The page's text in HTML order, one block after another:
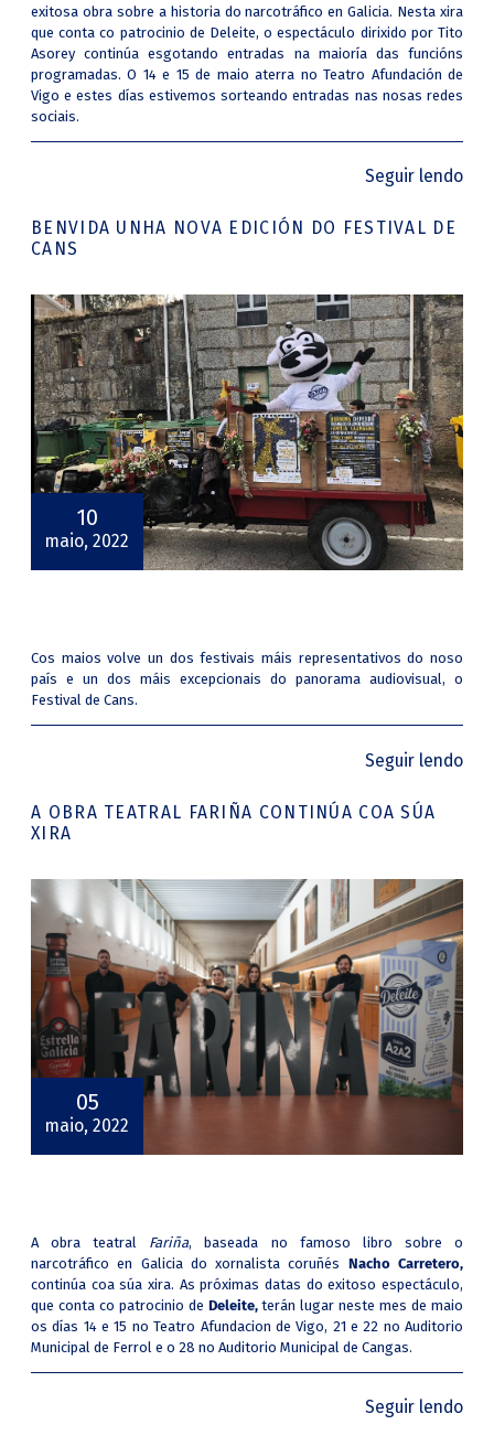
exitosa obra sobre a historia do narcotráfico en Galicia. Nesta xira
que conta co patrocinio de Deleite, o espectáculo dirixido por Tito
Asorey continúa esgotando entradas na maioría das funcións
programadas. O 14 e 15 de maio aterra no Teatro Afundación de
Vigo e estes días estivemos sorteando entradas nas nosas redes
sociais.
Seguir lendo
BENVIDA UNHA NOVA EDICIÓN DO FESTIVAL DE
CANS
10
maio, 2022
Cos maios volve un dos festivais máis representativos do noso
país e un dos máis excepcionais do panorama audiovisual, o
Festival de Cans.
Seguir lendo
A OBRA TEATRAL FARIÑA CONTINÚA COA SÚA
XIRA
05
maio, 2022
A obra teatral Fariña, baseada no famoso libro sobre o
narcotráfico en Galicia do xornalista coruñés Nacho Carretero,
continúa coa súa xira. As próximas datas do exitoso espectáculo,
que conta co patrocinio de Deleite,terán lugar neste mes de maio
os días 14 e 15 no Teatro Afundacion de Vigo, 21 e 22 no Auditorio
Municipal de Ferrol e o 28 no Auditorio Municipal de Cangas.
Seguir lendo